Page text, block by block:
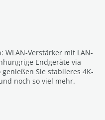
WLAN-Verstärker mit LAN-
Endgeräte via
Sie stabileres 4K-
noch so viel mehr.